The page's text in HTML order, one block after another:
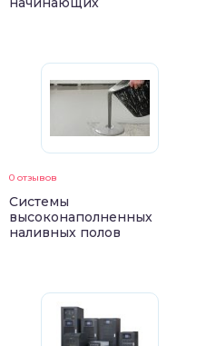
0 отзывов
Системы
высоконаполненных
наливных полов